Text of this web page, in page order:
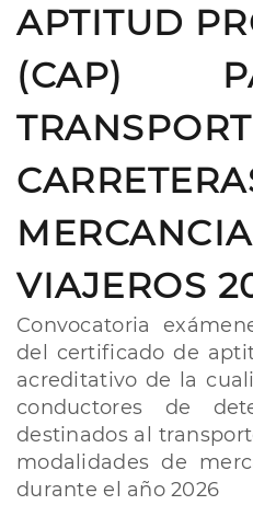
APTITUD
(CAP)
VIAJEROS
Convocatoria
del certificado de
acreditativo de la
conductores de
destinados al
modalidades de
durante el año 2026